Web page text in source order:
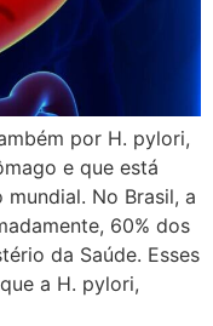
por H. pylori,
e que está
No Brasil, a
60% dos
da Saúde. Esses
a H. pylori,